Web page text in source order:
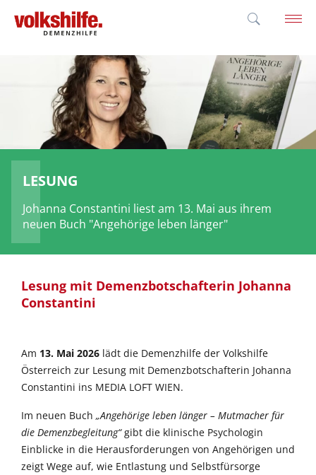
LESUNG
Johanna Constantini liest am 13. Mai aus ihrem
neuen Buch "Angehörige leben länger"
Lesung mit Demenzbotschafterin Johanna
Constantini
Am 13. Mai 2026 lädt die Demenzhilfe der Volkshilfe
Österreich zur Lesung mit Demenzbotschafterin Johanna
Constantini ins MEDIA LOFT WIEN.
Im neuen Buch „Angehörige leben länger – Mutmacher für
die Demenzbegleitung“gibt die klinische Psychologin
Einblicke in die Herausforderungen von Angehörigen und
zeigt Wege auf, wie Entlastung und Selbstfürsorge